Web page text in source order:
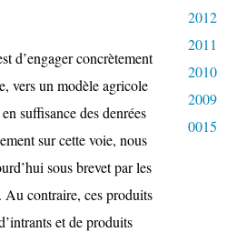
d’engager concrètement
vers un modèle agricole
suffisance des denrées
sur cette voie, nous
sous brevet par les
Au contraire, ces produits
et de produits
2012
2011
2010
2009
0015